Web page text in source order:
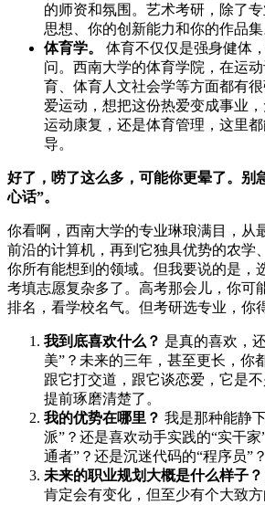
的师资和氛围。艺术考研，除了
思想、你的创新能力和你的作品集
体育学。
体育不仅仅是强身健体
问。西南大学的体育学院，在运
育、体育人文社会学等方面都有
爱运动，想把这份热爱变成事业，
运动康复，还是体育管理，这里
导。
好了，唠了这么多，可能你更晕了。别
心话”。
你看啊，西南大学的专业琳琅满目，从
前沿的计算机，再到它独具优势的农学
你所有能想到的领域。但我要说的是，
考填志愿复杂多了。高考那会儿，你可
排名，看学校名气。但考研选专业，你
我到底喜欢什么？ 是真的喜欢，
美”？未来的三年，甚至更长，你
跟它打交道，跟它谈恋爱，它是
提前琢磨清楚了。
我的优势在哪里？ 我是那种能静
派”？还是喜欢动手实践的“实干
通者”？还是沉迷代码的“程序员”？
未来的职业规划大概是什么样子？
肯定会有变化，但至少有个大致